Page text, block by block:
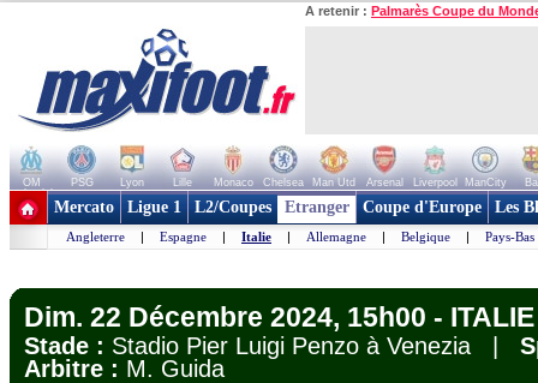
A retenir : Palmarès Coupe du
OM PSG Lyon Lille Monaco Chelsea Man Utd Arsenal Liverpool ManCity
+ de clubs
Mercato Ligue 1 L2/Coupes Etranger Coupe d'Europe Les
Angleterre | Espagne | Italie | Allemagne | Belgique | Pays-Bas
Dim. 22 Décembre 2024, 15h00 -
Stade : Stadio Pier Luigi Penzo à Venezia |
Arbitre : M. Guida